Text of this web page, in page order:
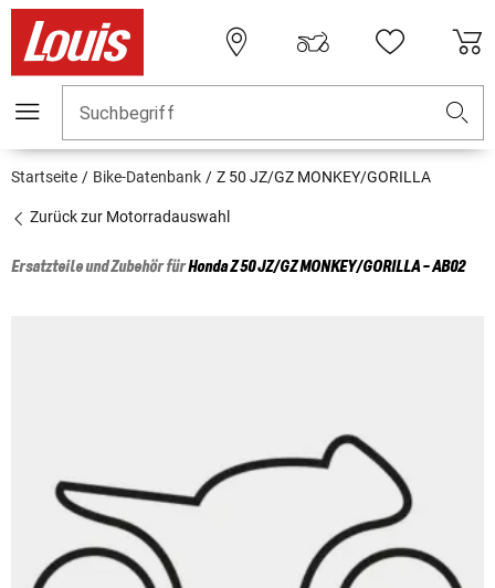
Suchbegriff
Startseite Bike-Datenbank Z 50 JZ/GZ MONKEY/GORILLA
Zurück zur Motorradauswahl
Ersatzteile und Zubehör fürHondaZ 50 JZ/GZ MONKEY/GORILLA - AB02